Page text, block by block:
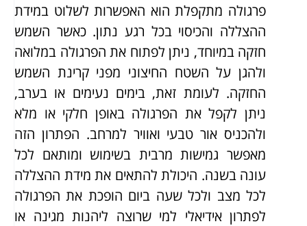
פרגולה מתקפלת הוא האפשרות לשלוט במידת
ההצללה והכיסוי בכל רגע נתון. כאשר השמש
חזקה במיוחד, ניתן לפתוח את הפרגולה במלואה
ולהגן על השטח החיצוני מפני קרינת השמש
החזקה. לעומת זאת, בימים נעימים או בערב,
ניתן לקפל את הפרגולה באופן חלקי או מלא
ולהכניס אור טבעי ואוויר למרחב. הפתרון הזה
מאפשר גמישות מרבית בשימוש ומותאם לכל
עונה בשנה. היכולת להתאים את מידת ההצללה
לכל מצב ולכל שעה ביום הופכת את הפרגולה
לפתרון אידיאלי למי שרוצה ליהנות מגינה או